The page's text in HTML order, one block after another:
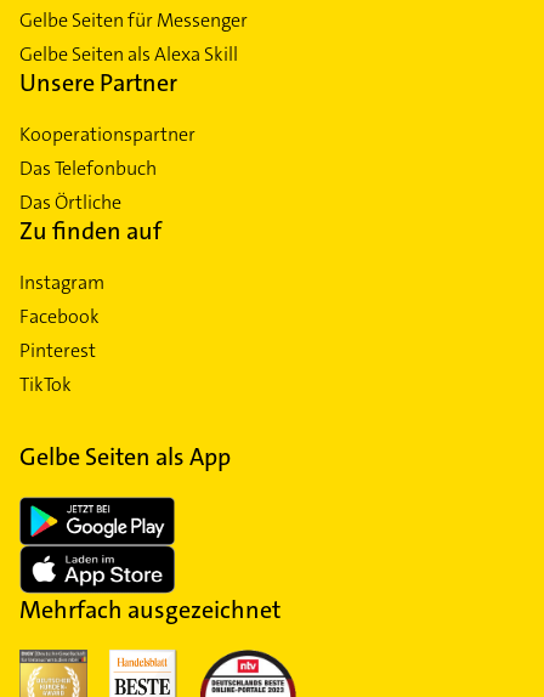
Gelbe Seiten für Messenger
Gelbe Seiten als Alexa Skill
Unsere Partner
Kooperationspartner
Das Telefonbuch
Das Örtliche
Zu finden auf
Instagram
Facebook
Pinterest
TikTok
Gelbe Seiten als App
Mehrfach ausgezeichnet